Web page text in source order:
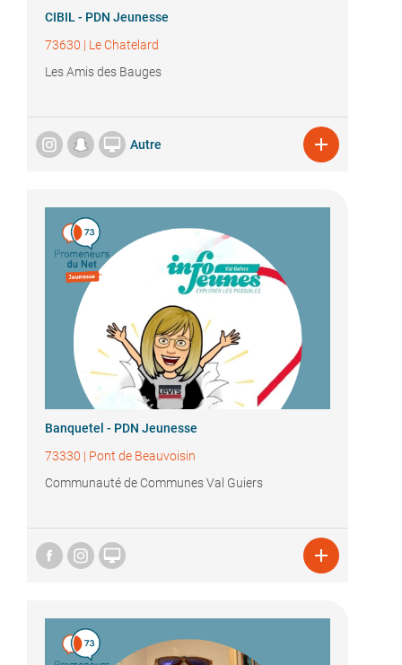
CIBIL - PDN Jeunesse
73630 | Le Chatelard
Les Amis des Bauges
 Autre 
Banquetel - PDN Jeunesse
73330 | Pont de Beauvoisin
Communauté de Communes Val Guiers
 